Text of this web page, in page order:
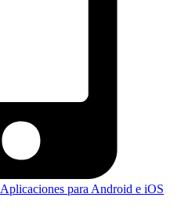
Aplicaciones para Android e iOS